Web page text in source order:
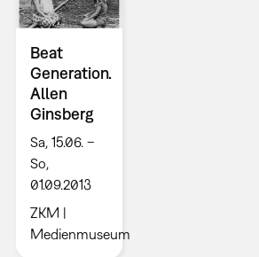
Beat
Generation.
Allen
Ginsberg
Sa, 15.06. –
So,
01.09.2013
ZKM |
Medienmuseum